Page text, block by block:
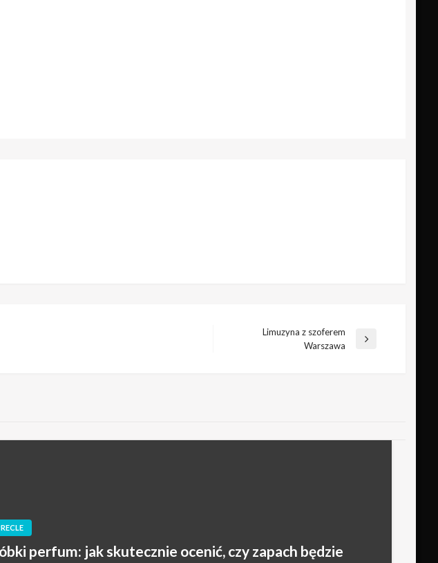
Limuzyna z szoferem
Warszawa
perfum: jak skutecznie ocenić, czy zapach będzie